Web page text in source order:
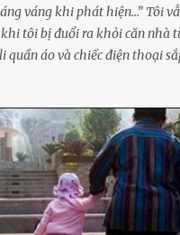
váng khi phát hiện…” Tôi
tôi bị đuổi ra khỏi căn nhà
quần áo và chiếc điện thoại
phải để nuôi một cái thân
giọng, đẩy mạnh cánh cửa
vang lên như một bản án
mưa, không biết đi đâu, về
anh chị em. Họ hàng cũng
thể mở lòng cho tôi tá túc.